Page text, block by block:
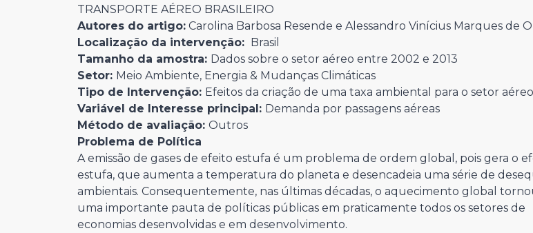
TRANSPORTE AÉREO BRASILEIRO
Autores do artigo: Carolina Barbosa Resende e Alessandro Vinícius Marques de
Localização da intervenção: Brasil
Tamanho da amostra: Dados sobre o setor aéreo entre 2002 e 2013
Setor: Meio Ambiente, Energia & Mudanças Climáticas
Tipo de Intervenção: Efeitos da criação de uma taxa ambiental para o setor aéreo
Variável de Interesse principal: Demanda por passagens aéreas
Método de avaliação: Outros
Problema de Política
A emissão de gases de efeito estufa é um problema de ordem global, pois gera o
estufa, que aumenta a temperatura do planeta e desencadeia uma série de
ambientais. Consequentemente, nas últimas décadas, o aquecimento global
uma importante pauta de políticas públicas em praticamente todos os setores de
economias desenvolvidas e em desenvolvimento.